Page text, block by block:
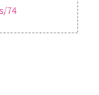
74